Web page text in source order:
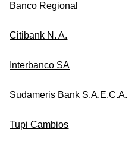
Banco Regional
Citibank N. A.
Interbanco SA
Sudameris Bank S.A.E.C.A.
Tupi Cambios